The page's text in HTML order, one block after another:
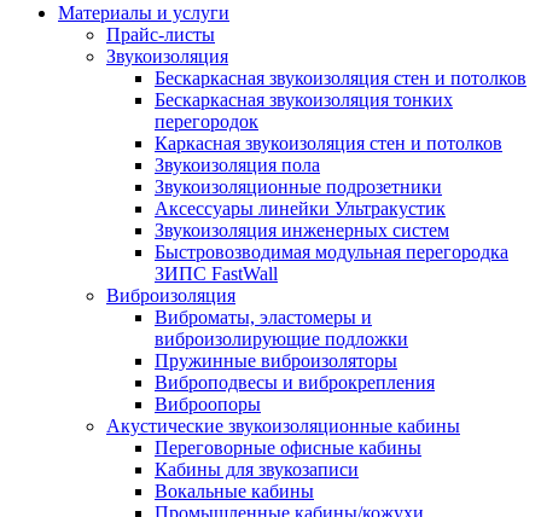
Материалы и услуги
Прайс-листы
Звукоизоляция
Бескаркасная звукоизоляция стен и потолков
Бескаркасная звукоизоляция тонких
перегородок
Каркасная звукоизоляция стен и потолков
Звукоизоляция пола
Звукоизоляционные подрозетники
Аксессуары линейки Ультракустик
Звукоизоляция инженерных систем
Быстровозводимая модульная перегородка
ЗИПС FastWall
Виброизоляция
Виброматы, эластомеры и
виброизолирующие подложки
Пружинные виброизоляторы
Виброподвесы и виброкрепления
Виброопоры
Акустические звукоизоляционные кабины
Переговорные офисные кабины
Кабины для звукозаписи
Вокальные кабины
Промышленные кабины/кожухи